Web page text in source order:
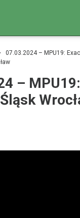
– MPU19:
–